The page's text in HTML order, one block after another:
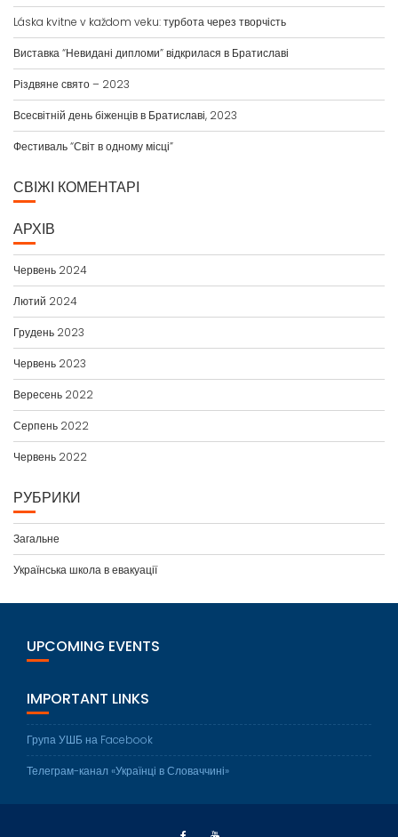
Láska kvitne v každom veku: турбота через творчість
Виставка “Невидані дипломи” відкрилася в Братиславі
Різдвяне свято – 2023
Всесвітній день біженців в Братиславі, 2023
Фестиваль “Світ в одному місці”
СВІЖІ КОМЕНТАРІ
АРХІВ
Червень 2024
Лютий 2024
Грудень 2023
Червень 2023
Вересень 2022
Серпень 2022
Червень 2022
РУБРИКИ
Загальне
Українська школа в евакуації
UPCOMING EVENTS
IMPORTANT LINKS
Група УШБ на Facebook
Телеграм-канал «Українці в Словаччині»